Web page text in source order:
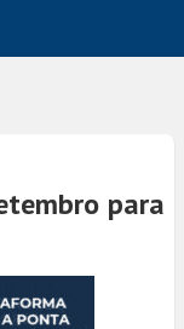
para